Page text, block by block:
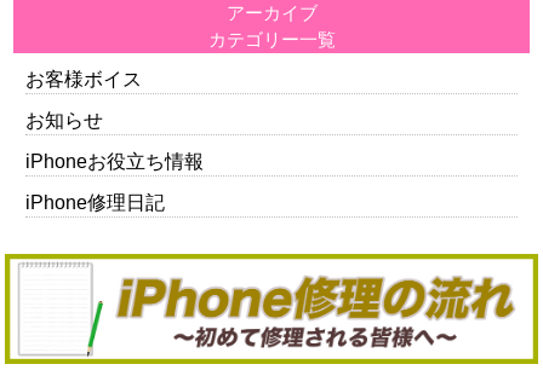
アーカイブ
カテゴリー一覧
お客様ボイス
お知らせ
iPhoneお役立ち情報
iPhone修理日記